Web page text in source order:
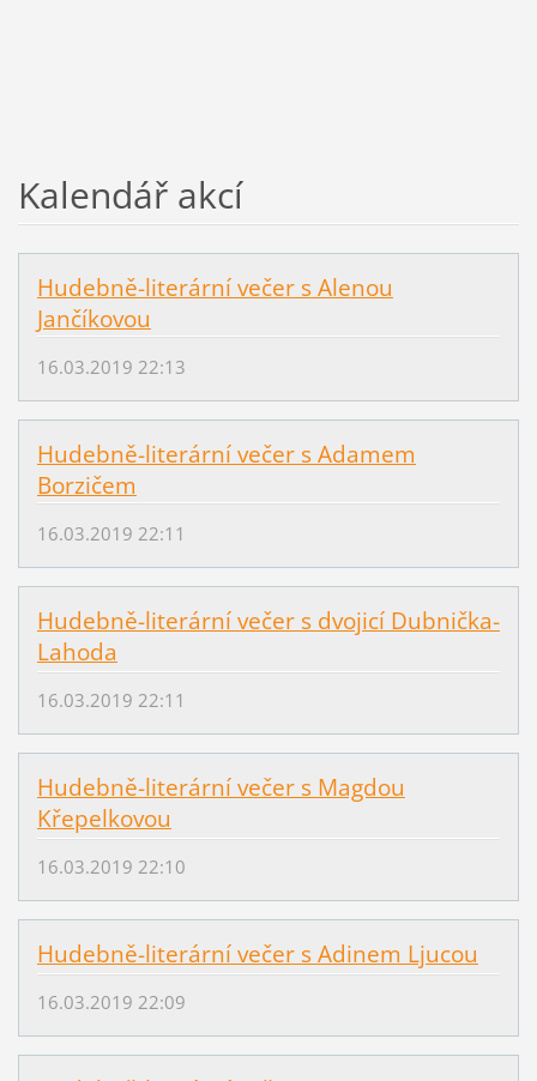
Kalendář akcí
Hudebně-literární večer s Alenou
Jančíkovou
16.03.2019 22:13
Hudebně-literární večer s Adamem
Borzičem
16.03.2019 22:11
Hudebně-literární večer s dvojicí Dubnička-
Lahoda
16.03.2019 22:11
Hudebně-literární večer s Magdou
Křepelkovou
16.03.2019 22:10
Hudebně-literární večer s Adinem Ljucou
16.03.2019 22:09